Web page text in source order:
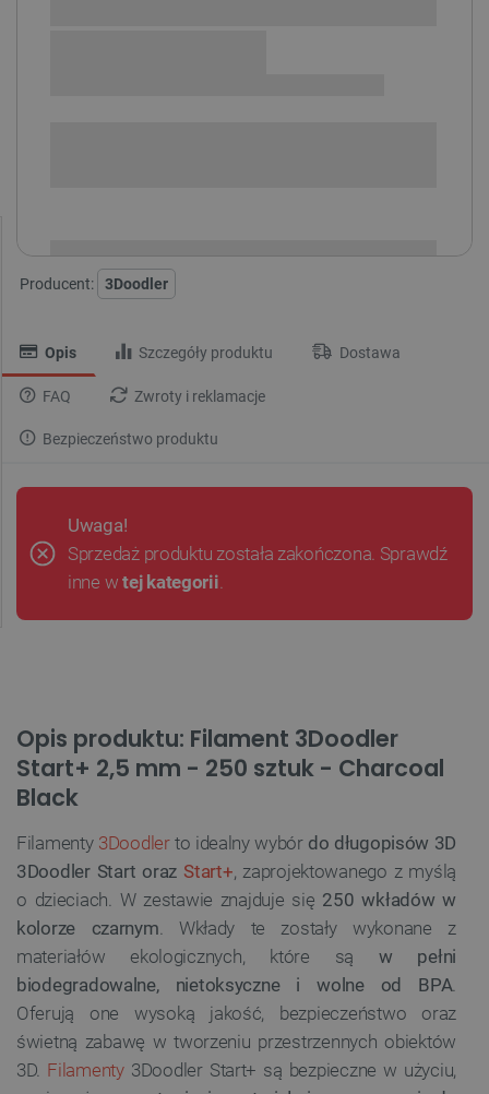
Producent: 3Doodler
Opis Szczegóły produktu Dostawa
FAQ Zwroty i reklamacje
Bezpieczeństwo produktu
Uwaga!
Sprzedaż produktu została zakończona. Sprawdź
inne wtej kategorii.
Opis produktu: Filament 3Doodler
Start+ 2,5 mm - 250 sztuk - Charcoal
Black
Filamenty 3Doodlerto idealny wybór do długopisów 3D
3Doodler Start oraz Start+, zaprojektowanego z myślą
o dzieciach. W zestawie znajduje się 250 wkładów w
kolorze czarnym. Wkłady te zostały wykonane z
materiałów ekologicznych, które są w pełni
biodegradowalne, nietoksyczne i wolne od BPA.
Oferują one wysoką jakość, bezpieczeństwo oraz
świetną zabawę w tworzeniu przestrzennych obiektów
3D. Filamenty3Doodler Start+ są bezpieczne w użyciu,